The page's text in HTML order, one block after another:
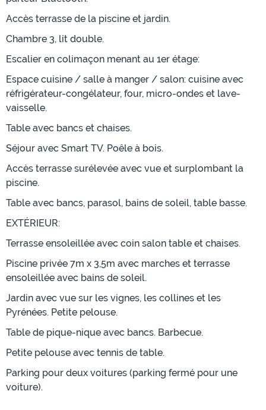
Accès terrasse de la piscine et jardin.
Chambre 3, lit double.
Escalier en colimaçon menant au 1er étage:
Espace cuisine / salle à manger / salon: cuisine avec
réfrigérateur-congélateur, four, micro-ondes et lave-
vaisselle.
Table avec bancs et chaises.
Séjour avec Smart TV. Poêle à bois.
Accès terrasse surélevée avec vue et surplombant la
piscine.
Table avec bancs, parasol, bains de soleil, table basse.
EXTÉRIEUR:
Terrasse ensoleillée avec coin salon table et chaises.
Piscine privée 7m x 3,5m avec marches et terrasse
ensoleillée avec bains de soleil.
Jardin avec vue sur les vignes, les collines et les
Pyrénées. Petite pelouse.
Table de pique-nique avec bancs. Barbecue.
Petite pelouse avec tennis de table.
Parking pour deux voitures (parking fermé pour une
voiture).